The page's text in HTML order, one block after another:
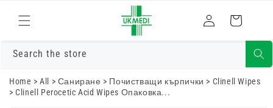
към
съдържанието
Влизам Количка
Search the store
Home >All > Саниране > Почистващи кърпички > Clinell Wipes
>Clinell Perocetic Acid Wipes Опаковка...